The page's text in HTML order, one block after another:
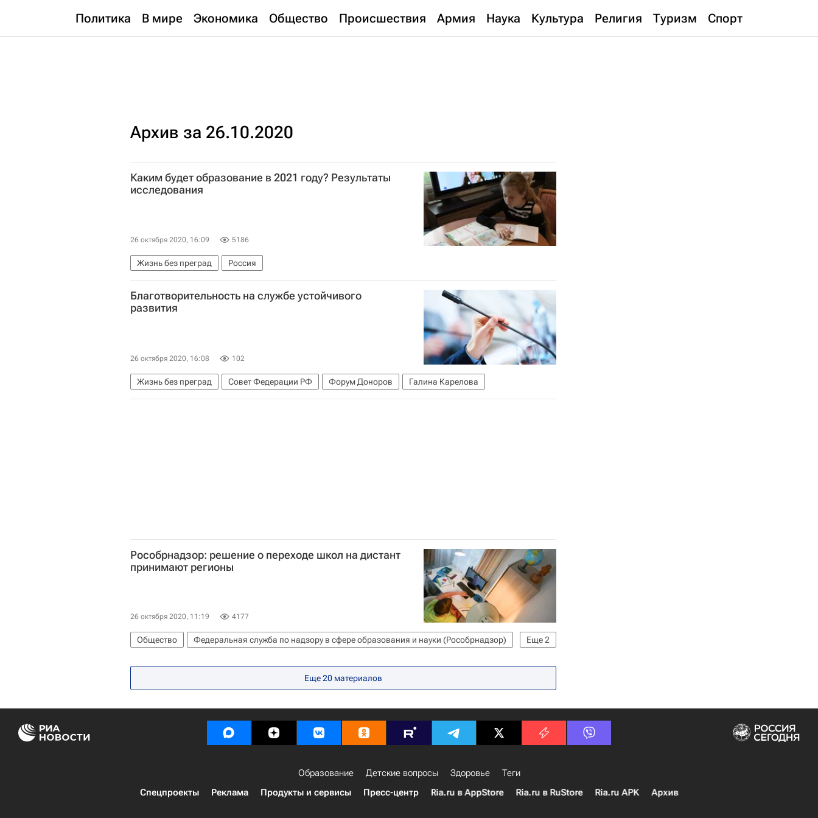
Политика В мире Экономика Общество Происшествия Армия Наука Культура Религия Туризм Спорт
Архив за 26.10.2020
Каким будет образование в 2021 году? Результаты
исследования
26 октября 2020, 16:09 5186
Жизнь без преград Россия
Благотворительность на службе устойчивого
развития
26 октября 2020, 16:08 102
Жизнь без преград Совет Федерации РФ Форум Доноров Галина Карелова
Рособрнадзор: решение о переходе школ на дистант
принимают регионы
26 октября 2020, 11:19 4177
Еще2
Общество
Федеральная служба по надзору в сфере образования и науки (Рособрнадзор)
Еще 20 материалов
Образование Детские вопросы Здоровье
Теги
Спецпроекты
Реклама Продукты и сервисы Пресс-центр Ria.ru в AppStore Ria.ru в RuStore Ria.ru APK Архив